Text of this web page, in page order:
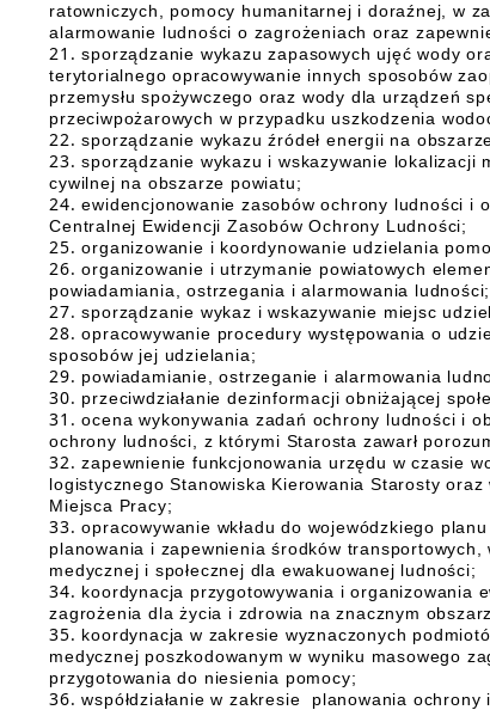
ratowniczych, pomocy humanitarnej i doraźnej, w
alarmowanie ludności o zagrożeniach oraz
sporządzanie wykazu zapasowych ujęć wody
terytorialnego opracowywanie innych sposobów
przemysłu spożywczego oraz wody dla urządzeń
przeciwpożarowych w przypadku uszkodzenia
sporządzanie wykazu źródeł energii na
sporządzanie wykazu i wskazywanie lokalizacji
cywilnej na obszarze powiatu;
ewidencjonowanie zasobów ochrony ludności i
Centralnej Ewidencji Zasobów Ochrony Ludności;
organizowanie i koordynowanie udzielania
organizowanie i utrzymanie powiatowych
powiadamiania, ostrzegania i alarmowania ludności;
sporządzanie wykaz i wskazywanie miejsc
opracowywanie procedury występowania o
sposobów jej udzielania;
powiadamianie, ostrzeganie i alarmowania
przeciwdziałanie dezinformacji obniżającej
ocena wykonywania zadań ochrony ludności i
ochrony ludności, z którymi Starosta zawarł
zapewnienie funkcjonowania urzędu w czasie
logistycznego Stanowiska Kierowania Starosty
Miejsca Pracy;
opracowywanie wkładu do wojewódzkiego
planowania i zapewnienia środków
medycznej i społecznej dla ewakuowanej ludności;
koordynacja przygotowywania i organizowania
zagrożenia dla życia i zdrowia na znacznym
koordynacja w zakresie wyznaczonych
medycznej poszkodowanym w wyniku masowego
przygotowania do niesienia pomocy;
współdziałanie w zakresie planowania